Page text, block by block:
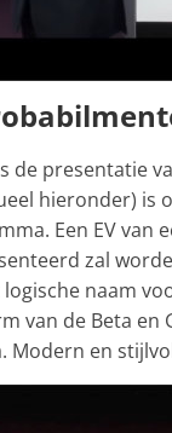
de presentatie
hieronder) is
Een EV van
zal
logische naam
van de Beta en
Modern en